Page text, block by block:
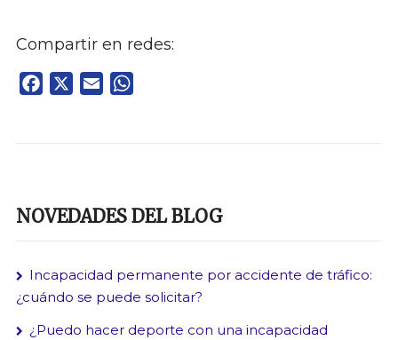
Compartir en redes:
Facebook Email
NOVEDADES DEL BLOG
Incapacidad permanente por accidente de tráfico:
¿cuándo se puede solicitar?
¿Puedo hacer deporte con una incapacidad